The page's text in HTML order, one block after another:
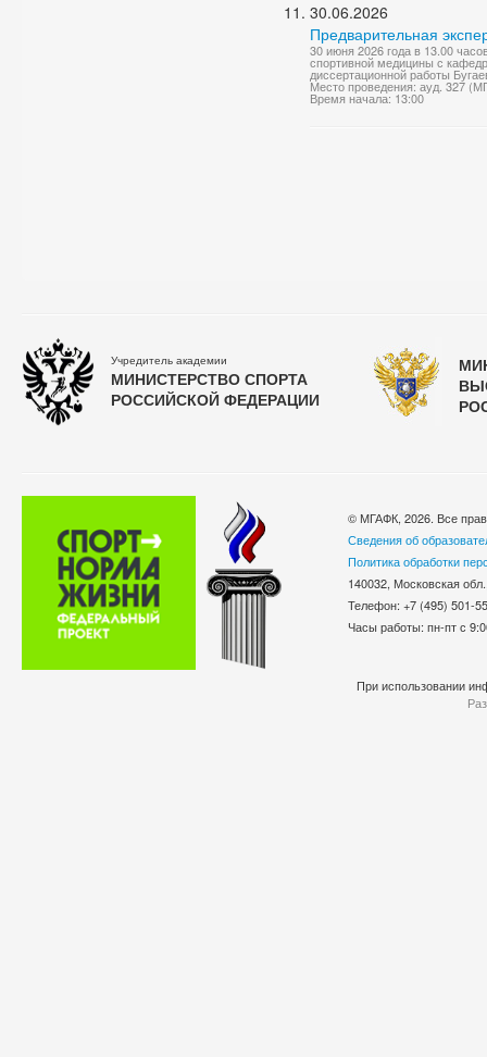
30.06.2026
Предварительная
30 июня 2026 года в 13.00
спортивной медицины с
диссертационной работы
Место проведения: ауд. 327
Время начала: 13:00
Учредитель академии
МИНИСТЕРСТВО СПОРТА
РОССИЙСКОЙ ФЕДЕРАЦИИ
© МГАФК, 2026. Все
Сведения об
Политика обработки
140032, Московская
Телефон: +7 (495)
Часы работы: пн-пт с
При использовании